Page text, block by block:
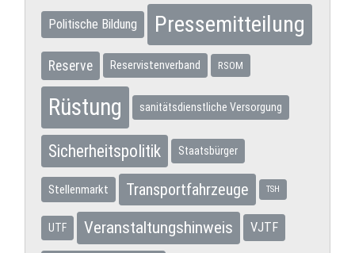
Politische Bildung Pressemitteilung
Reserve Reservistenverband RSOM
Rüstung sanitätsdienstliche Versorgung
Sicherheitspolitik Staatsbürger
Stellenmarkt Transportfahrzeuge TSH
UTF Veranstaltungshinweis VJTF